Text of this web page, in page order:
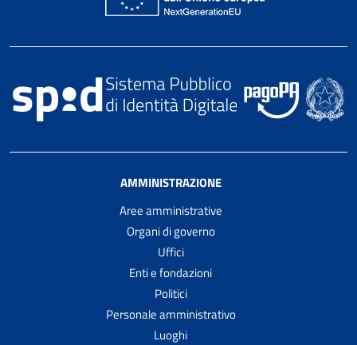
AMMINISTRAZIONE
Aree amministrative
Organi di governo
Uffici
Enti e fondazioni
Politici
Personale amministrativo
Luoghi